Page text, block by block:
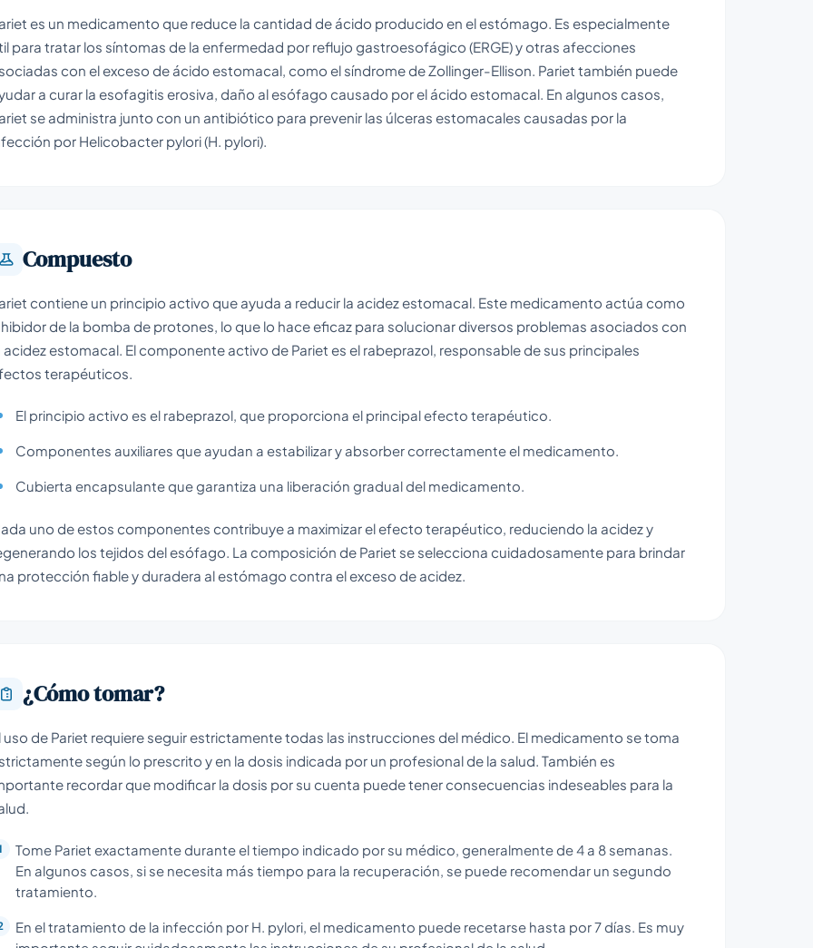
es un medicamento que reduce la cantidad de ácido producido en el estómago. Es especialmente
para tratar los síntomas de la enfermedad por reflujo gastroesofágico (ERGE) y otras afecciones
con el exceso de ácido estomacal, como el síndrome de Zollinger-Ellison. Pariet también puede
a curar la esofagitis erosiva, daño al esófago causado por el ácido estomacal. En algunos casos,
se administra junto con un antibiótico para prevenir las úlceras estomacales causadas por la
por Helicobacter pylori (H. pylori).
Compuesto
contiene un principio activo que ayuda a reducir la acidez estomacal. Este medicamento actúa como
de la bomba de protones, lo que lo hace eficaz para solucionar diversos problemas asociados con
acidez estomacal. El componente activo de Pariet es el rabeprazol, responsable de sus principales
terapéuticos.
El principio activo es el rabeprazol, que proporciona el principal efecto terapéutico.
Componentes auxiliares que ayudan a estabilizar y absorber correctamente el medicamento.
Cubierta encapsulante que garantiza una liberación gradual del medicamento.
uno de estos componentes contribuye a maximizar el efecto terapéutico, reduciendo la acidez y
los tejidos del esófago. La composición de Pariet se selecciona cuidadosamente para brindar
protección fiable y duradera al estómago contra el exceso de acidez.
¿Cómo tomar?
uso de Pariet requiere seguir estrictamente todas las instrucciones del médico. El medicamento se toma
según lo prescrito y en la dosis indicada por un profesional de la salud. También es
recordar que modificar la dosis por su cuenta puede tener consecuencias indeseables para la
Tome Pariet exactamente durante el tiempo indicado por su médico, generalmente de 4 a 8 semanas.
En algunos casos, si se necesita más tiempo para la recuperación, se puede recomendar un segundo
tratamiento.
En el tratamiento de la infección por H. pylori, el medicamento puede recetarse hasta por 7 días. Es muy